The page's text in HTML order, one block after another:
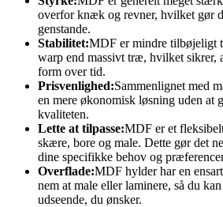
overfor knæk og revner, hvilket gør
genstande.
Stabilitet:MDF er mindre tilbøjeligt
warp end massivt træ, hvilket sikrer,
form over tid.
Prisvenlighed:Sammenlignet med
en mere økonomisk løsning uden at
kvaliteten.
Lette at tilpasse:MDF er et
skære, bore og male. Dette gør det
dine specifikke behov og
Overflade:MDF hylder har en
nem at male eller laminere, så du
udseende, du ønsker.